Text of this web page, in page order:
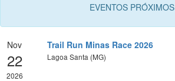
EVENTOS PRÓXIMOS
Nov
22
2026
Trail Run Minas Race 2026
Lagoa Santa (MG)